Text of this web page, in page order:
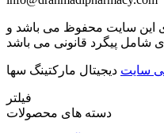
این سایت محفوظ می باشد و
سایت دیجیتال مارکتینگ سها
فیلتر
دسته های محصولات